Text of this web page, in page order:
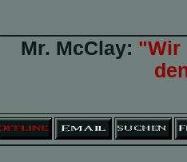
Mr. McClay: "Wir